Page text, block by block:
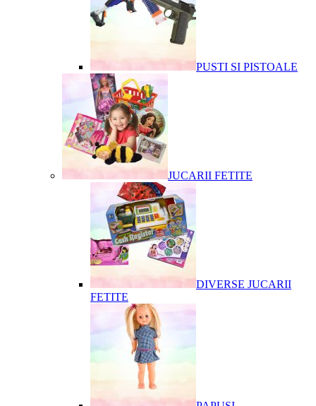
PUSTI SI PISTOALE
JUCARII FETITE
DIVERSE JUCARII
FETITE